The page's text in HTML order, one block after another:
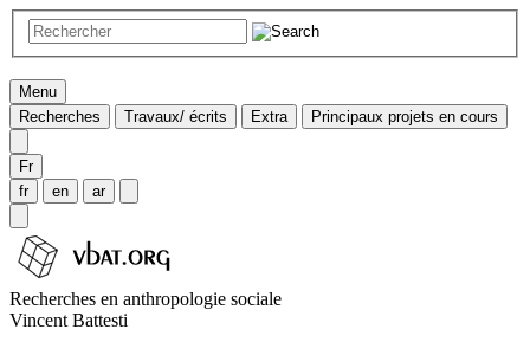
Menu
Recherches
Travaux/ écrits Extra Principaux projets en cours
Fr
fr
en ar
Recherches en anthropologie sociale
Vincent Battesti